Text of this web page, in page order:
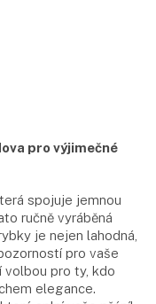
pro výjimečné
spojuje jemnou
ručně vyráběná
je nejen lahodná,
pro vaše
volbou pro ty, kdo
elegance.